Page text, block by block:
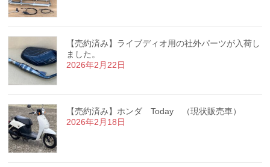
【売約済み】ライブディオ用の社外パーツが入荷し
ました。
2026年2月22日
【売約済み】ホンダ Today （現状販売車）
2026年2月18日